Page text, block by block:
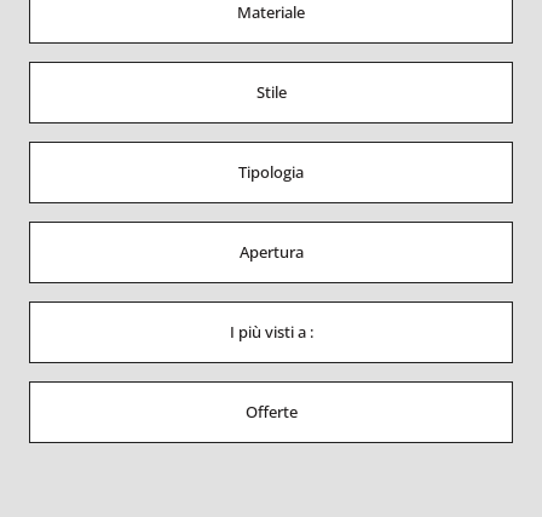
Materiale
Stile
Tipologia
Apertura
I più visti a :
Offerte